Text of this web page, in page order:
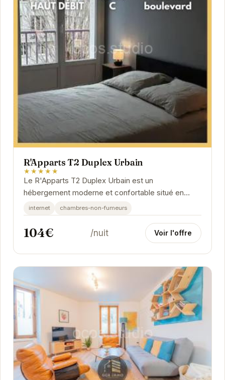
R'Apparts T2 Duplex Urbain
★★★★★
Le R'Apparts T2 Duplex Urbain est un
hébergement moderne et confortable situé en
plein cœur de Grenoble. Avec son design
contemporain et ses...
internet chambres-non-fumeurs
104€ /nuit Voir l'offre